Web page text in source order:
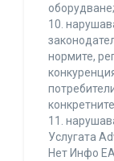
оборудване;
10.
нормите,
11.
Услугата
Нет Инфо